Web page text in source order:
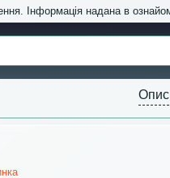
Інформація надана в
Опис